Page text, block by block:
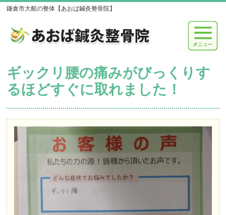
鎌倉市大船の整体【あおば鍼灸整骨院】
ギックリ腰の痛みがびっくりす
るほどすぐに取れました！